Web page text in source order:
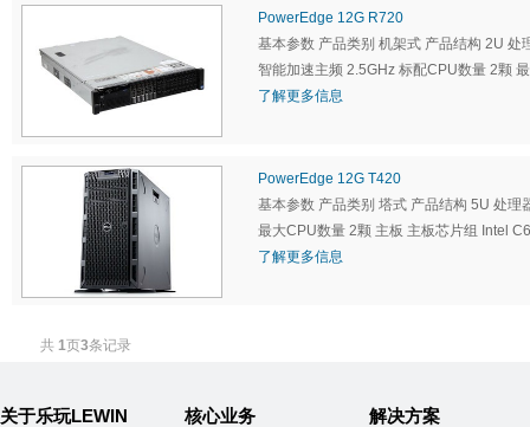
PowerEdge 12G R720
基本参数 产品类别 机架式 产品结构 2U
智能加速主频 2.5GHz 标配CPU数量 2颗
了解更多信息
PowerEdge 12G T420
基本参数 产品类别 塔式 产品结构 5U 处
最大CPU数量 2颗 主板 主板芯片组 Intel
了解更多信息
共 1页3条记录
关于乐玩LEWIN 核心业务 解决方案